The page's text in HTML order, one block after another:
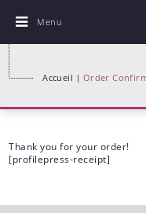
Menu
Accueil Order
Thank you for your order!
[profilepress-receipt]